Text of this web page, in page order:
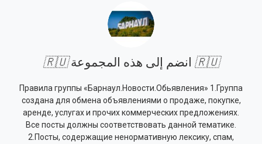
🇷🇺 🇷🇺
Правила группы «Барнаул.Новости.Обьявления» 1.Группа
создана для обмена объявлениями о продаже, покупке,
аренде, услугах и прочих коммерческих предложениях.
Все посты должны соответствовать данной тематике.
2.Посты, содержащие ненормативную лексику, спам,